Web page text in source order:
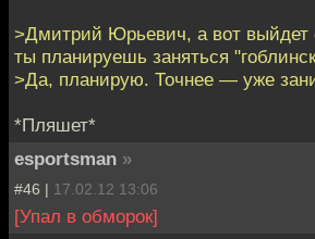
>Дмитрий Юрьевич, а вот
ты планируешь заняться
>Да, планирую. Точнее — уже
*Пляшет*
esportsman »
#46 | 17.02.12 13:06
[Упал в обморок]